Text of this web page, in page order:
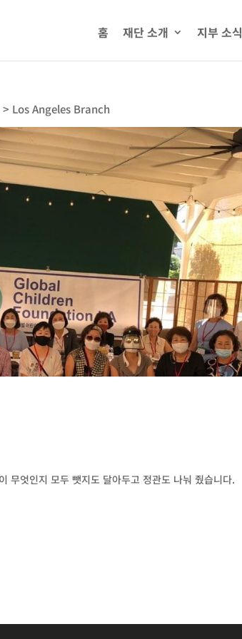
홈 재단 소개 지부 소식
> Los Angeles Branch
엇인지 모두 뺏지도 달아두고 정관도 나눠 줬습니다.